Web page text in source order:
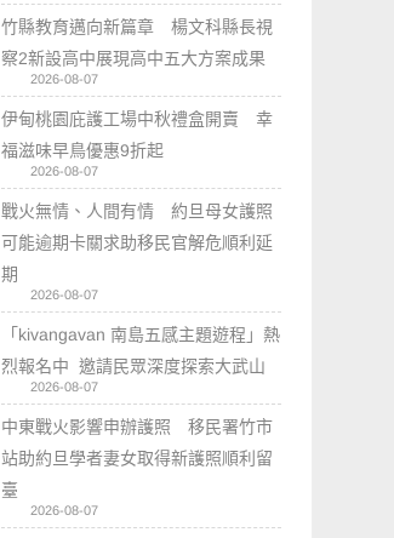
竹縣教育邁向新篇章 楊文科縣長視
察2新設高中展現高中五大方案成果
2026-08-07
伊甸桃園庇護工場中秋禮盒開賣 幸
福滋味早鳥優惠9折起
2026-08-07
戰火無情、人間有情 約旦母女護照
可能逾期卡關求助移民官解危順利延
期
2026-08-07
「kivangavan 南島五感主題遊程」熱
烈報名中 邀請民眾深度探索大武山
2026-08-07
中東戰火影響申辦護照 移民署竹市
站助約旦學者妻女取得新護照順利留
臺
2026-08-07